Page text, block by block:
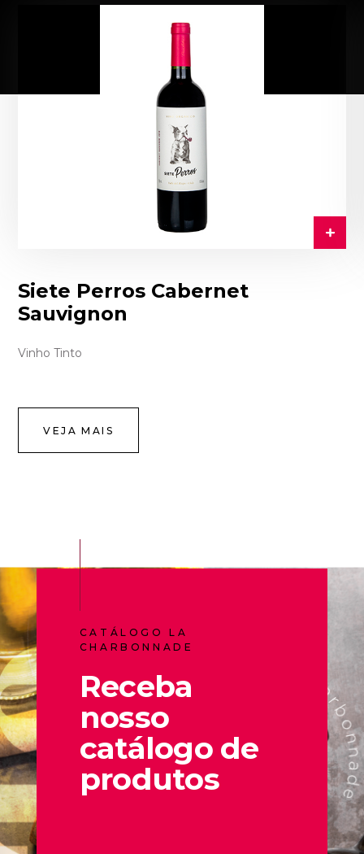
Siete Perros Cabernet
Sauvignon
Vinho Tinto
VEJA MAIS
CATÁLOGO LA
CHARBONNADE
Receba
nosso
catálogo de
produtos